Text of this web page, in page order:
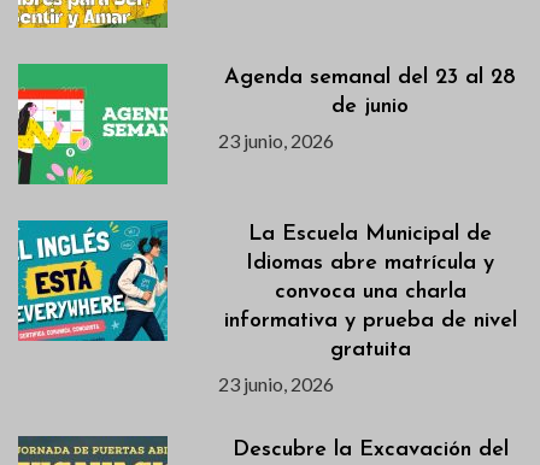
Agenda semanal del 23 al 28
de junio
23 junio, 2026
La Escuela Municipal de
Idiomas abre matrícula y
convoca una charla
informativa y prueba de nivel
gratuita
23 junio, 2026
Descubre la Excavación del